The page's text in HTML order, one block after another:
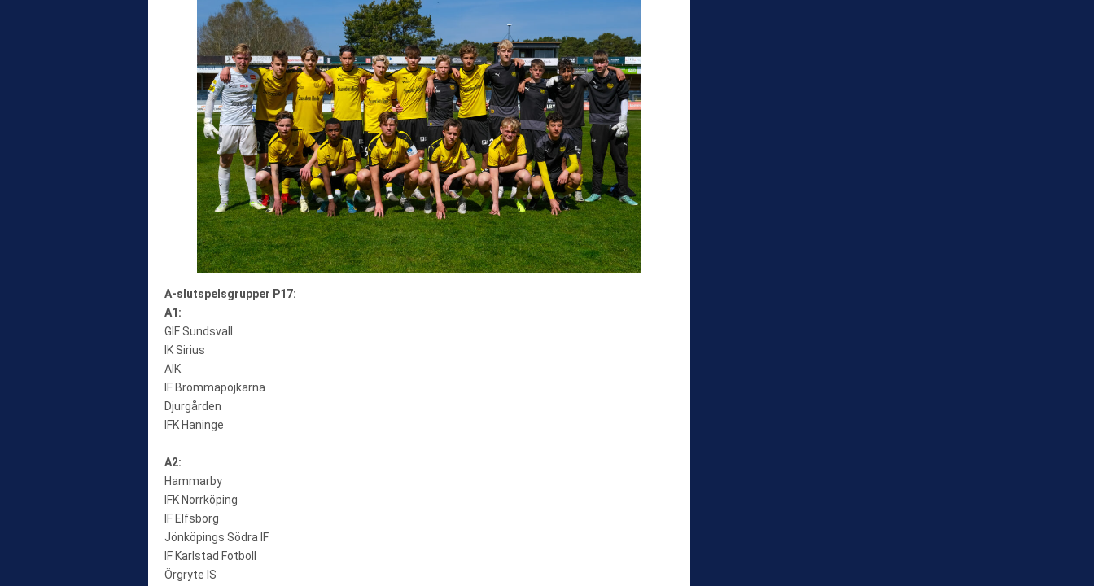
A-slutspelsgrupper P17:
A1:
GIF Sundsvall
IK Sirius
AIK
IF Brommapojkarna
Djurgården
IFK Haninge
A2:
Hammarby
IFK Norrköping
IF Elfsborg
Jönköpings Södra IF
IF Karlstad Fotboll
Örgryte IS